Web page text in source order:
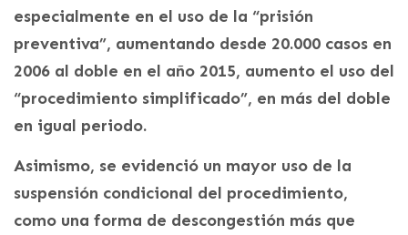
especialmente en el uso de la “prisión
preventiva”, aumentando desde 20.000 casos en
2006 al doble en el año 2015, aumento el uso del
“procedimiento simplificado”, en más del doble
en igual periodo.
Asimismo, se evidenció un mayor uso de la
suspensión condicional del procedimiento,
como una forma de descongestión más que